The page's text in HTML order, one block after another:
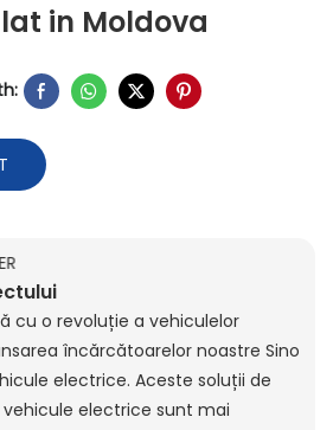
in Moldova
cu o revoluție a vehiculelor
încărcătoarelor noastre Sino
electrice. Aceste soluții de
electrice sunt mai